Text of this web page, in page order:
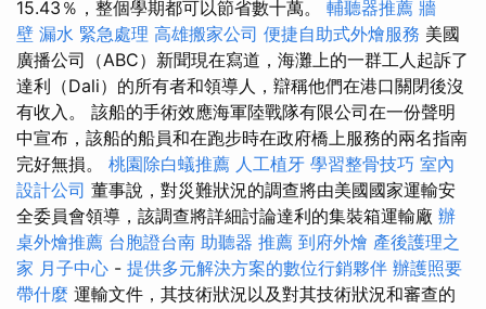
15.43％，整個學期都可以節省數十萬。 輔聽器推薦 牆
壁 漏水 緊急處理 高雄搬家公司 便捷自助式外燴服務 美國
廣播公司（ABC）新聞現在寫道，海灘上的一群工人起訴了
達利（Dali）的所有者和領導人，辯稱他們在港口關閉後沒
有收入。 該船的手術效應海軍陸戰隊有限公司在一份聲明
中宣布，該船的船員和在跑步時在政府橋上服務的兩名指南
完好無損。 桃園除白蟻推薦 人工植牙 學習整骨技巧 室內
設計公司 董事說，對災難狀況的調查將由美國國家運輸安
全委員會領導，該調查將詳細討論達利的集裝箱運輸廠 辦
桌外燴推薦 台胞證台南 助聽器 推薦 到府外燴 產後護理之
家 月子中心 - 提供多元解決方案的數位行銷夥伴 辦護照要
帶什麼 運輸文件，其技術狀況以及對其技術狀況和審查的